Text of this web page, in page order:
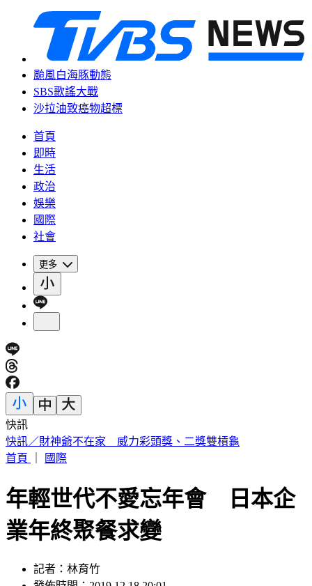
颱風白海豚動態
SBS歌謠大戰
沙拉油致癌物超標
首頁
即時
生活
政治
娛樂
國際
社會
更多
快訊
中國出入境新規將上路 陸委會曝「這類人」最危險
首頁
國際
年輕世代不愛忘年會 日本企
業年終聚餐求變
記者：林育竹